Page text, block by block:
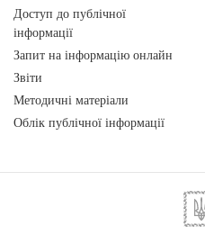
Доступ до публічної
інформації
Запит на інформацію онлайн
Звіти
Методичні матеріали
Облік публічної інформації